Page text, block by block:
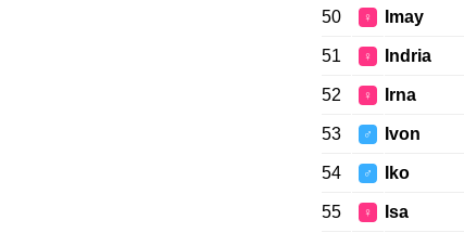
50 ♀ Imay
51 ♀ Indria
52 ♀ Irna
53 ♂ Ivon
54 ♂ Iko
55 ♀ Isa